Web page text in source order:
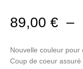
89,00€ –
Nouvelle couleur
Coup de coeur